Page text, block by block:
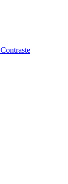
Contraste